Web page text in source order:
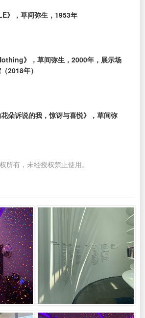
》，草间弥生，1953年
》，草间弥生，2000年，展示场
2018年）
花朵诉说的我，惊讶与喜悦》，草间弥
所有，未经授权禁止使用。